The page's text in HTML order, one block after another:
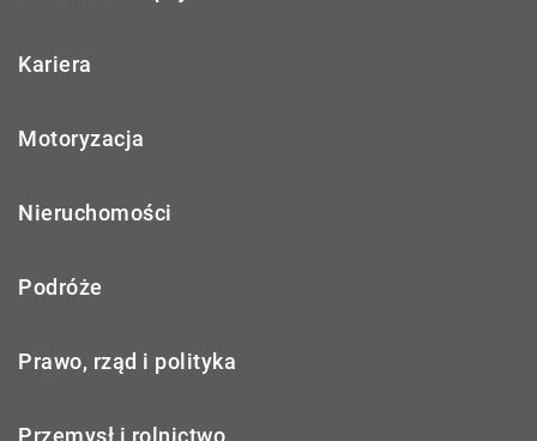
Kariera
Motoryzacja
Nieruchomości
Podróże
Prawo, rząd i polityka
Przemysł i rolnictwo